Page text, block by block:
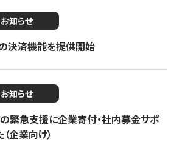
お知らせ
決済機能を提供開始
お知らせ
緊急支援に企業寄付・社内募金サポ
企業向け）